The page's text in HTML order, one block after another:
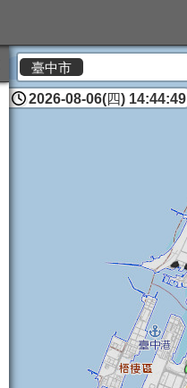
臺中市
2026-08-06(四) 14:44:50